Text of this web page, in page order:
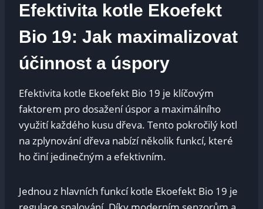
Efektivita kotle Ekoefekt
Bio 19: Jak maximalizovat
účinnost a úspory
Efektivita kotle Ekoefekt Bio 19 je klíčovým
faktorem pro dosažení úspor a maximálního
využití každého kusu dřeva. Tento pokročilý kotl
na zplynování dřeva nabízí několik funkcí, které
ho činí jedinečným a efektivním.
Jednou z hlavních funkcí kotle Ekoefekt Bio 19 je